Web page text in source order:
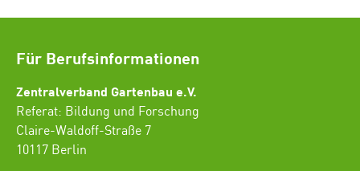
Für Berufsinformationen
Zentralverband Gartenbau e.V.
Referat: Bildung und Forschung
Claire-Waldoff-Straße 7
10117 Berlin